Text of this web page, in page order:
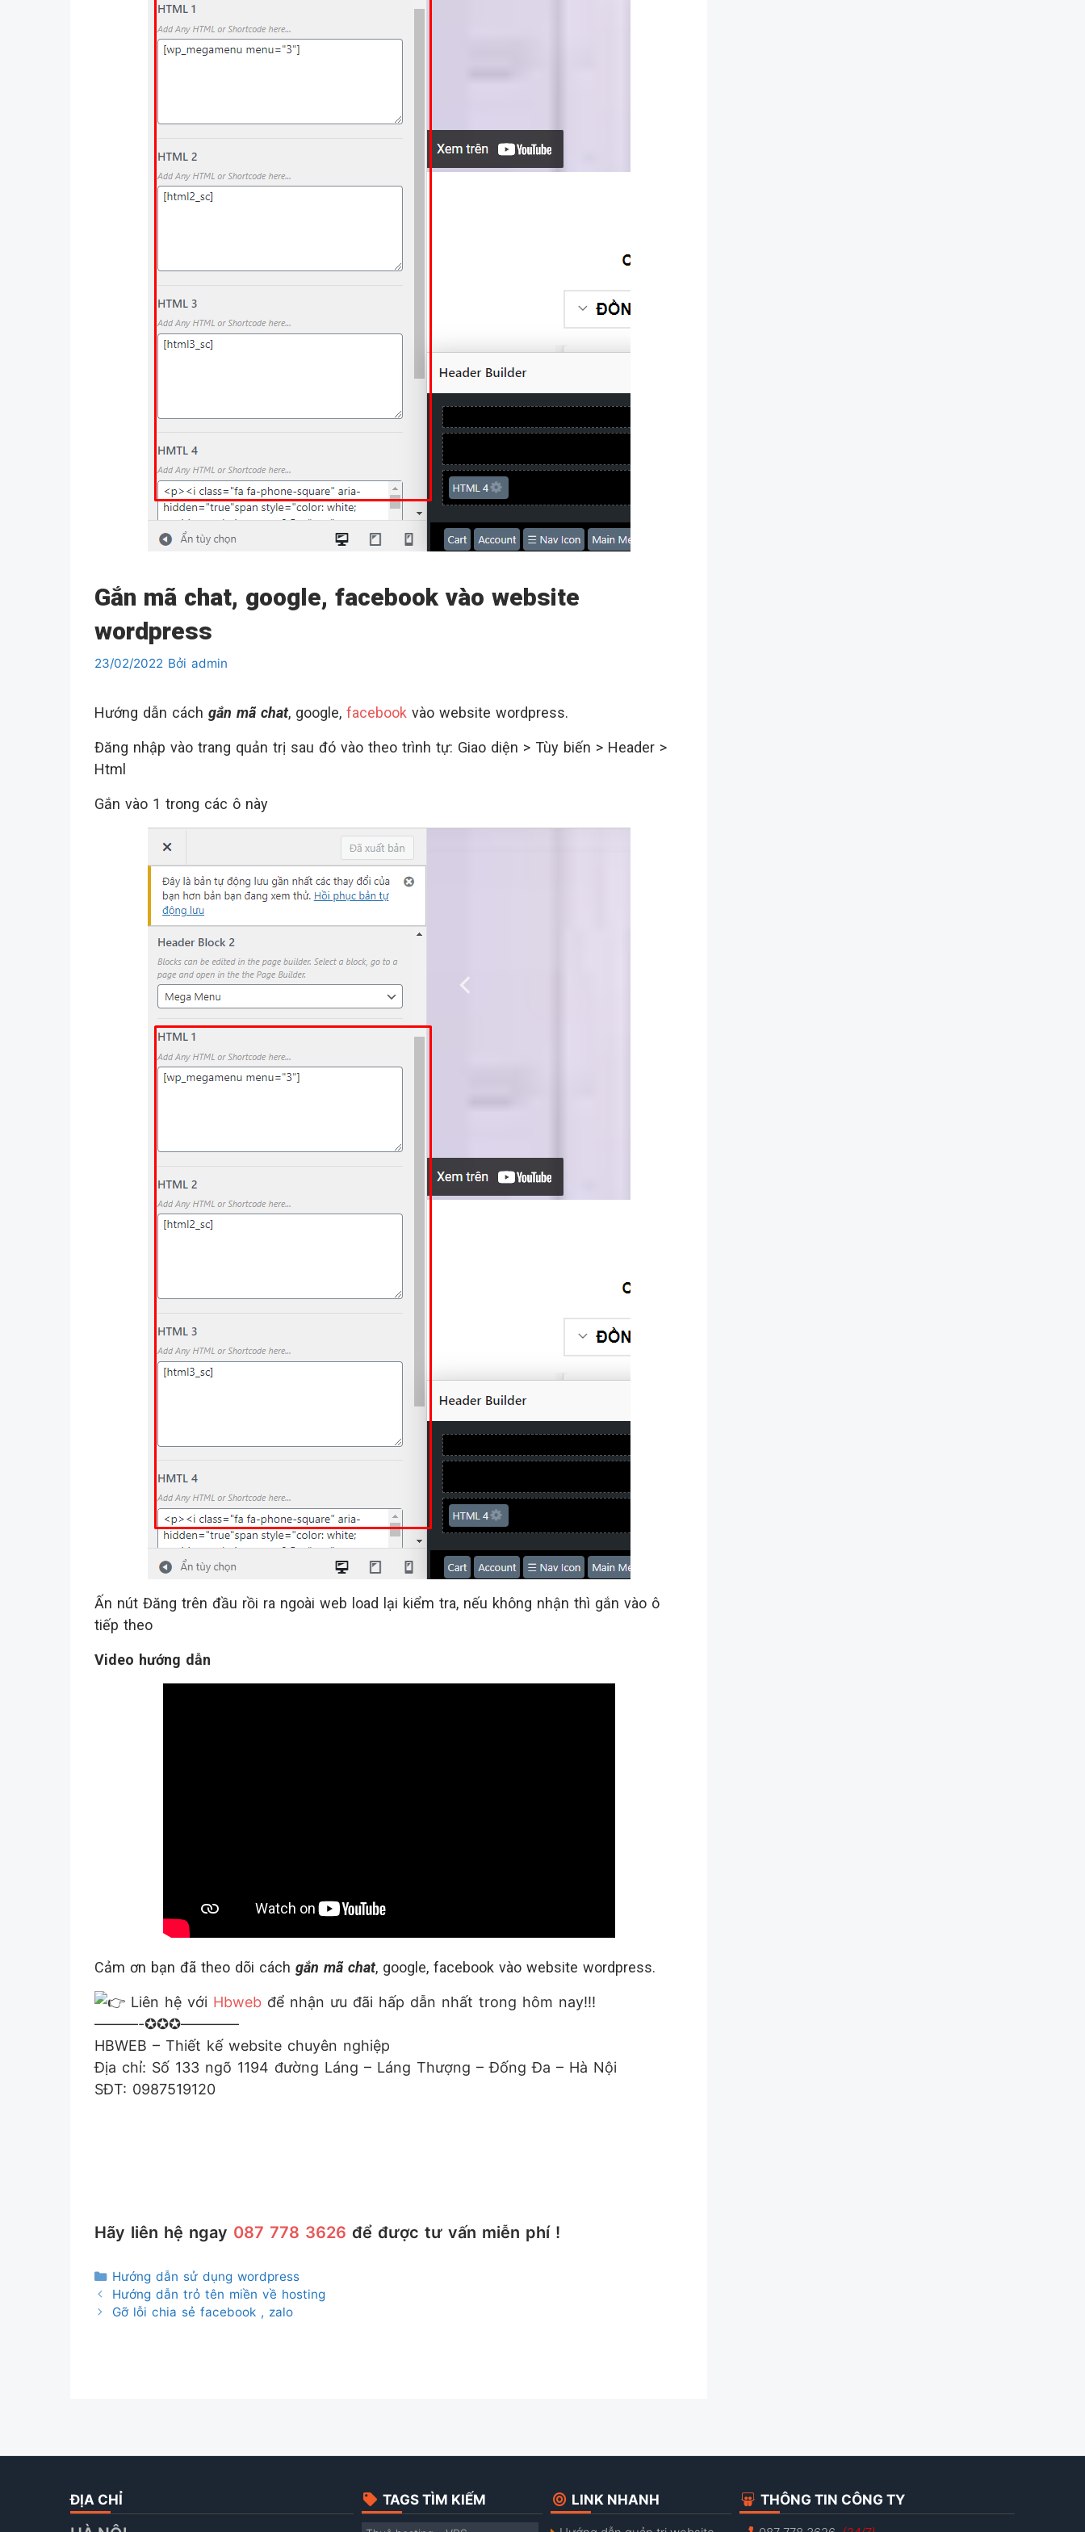
Gắn mã chat, google, facebook vào website
wordpress
23/02/2022 Bởi admin
Hướng dẫn cách gắn mã chat, google, facebook vào website wordpress.
Đăng nhập vào trang quản trị sau đó vào theo trình tự: Giao diện > Tùy biến > Header >
Html
Gắn vào 1 trong các ô này
Ấn nút Đăng trên đầu rồi ra ngoài web load lại kiểm tra, nếu không nhận thì gắn vào ô
tiếp theo
Video hướng dẫn
Cảm ơn bạn đã theo dõi cách gắn mã chat, google, facebook vào website wordpress.
Liên hệ với Hbweb để nhận ưu đãi hấp dẫn nhất trong hôm nay!!!
———-✪✪✪————
HBWEB – Thiết kế website chuyên nghiệp
Địa chỉ: Số 133 ngõ 1194 đường Láng – Láng Thượng – Đống Đa – Hà Nội
SĐT: 0987519120
Hãy liên hệ ngay 087 778 3626 để được tư vấn miễn phí !
Danh
mục
Hướng dẫn sử dụng wordpress
Hướng dẫn trỏ tên miền về hosting
Gỡ lỗi chia sẻ facebook , zalo
ĐỊA CHỈ TAGS TÌM KIẾM LINK NHANH THÔNG TIN CÔNG TY